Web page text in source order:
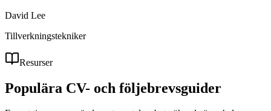
David Lee
Tillverkningstekniker
Resurser
Populära CV- och följebrevsguider